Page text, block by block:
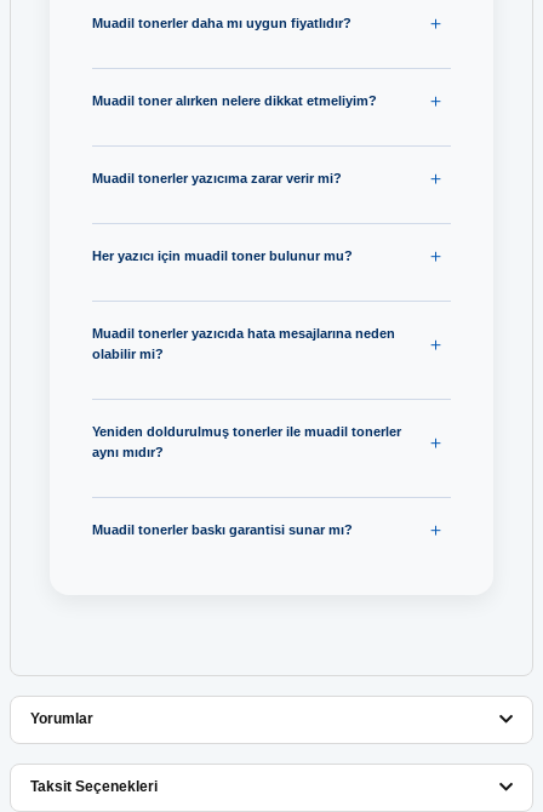
Muadil tonerler daha mı uygun fiyatlıdır?
Muadil toner alırken nelere dikkat etmeliyim?
Muadil tonerler yazıcıma zarar verir mi?
Her yazıcı için muadil toner bulunur mu?
Muadil tonerler yazıcıda hata mesajlarına neden
olabilir mi?
Yeniden doldurulmuş tonerler ile muadil tonerler
aynı mıdır?
Muadil tonerler baskı garantisi sunar mı?
Yorumlar
Taksit Seçenekleri